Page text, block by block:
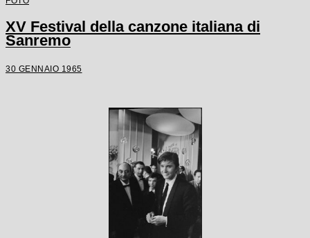
XV Festival della canzone italiana di
Sanremo
30 GENNAIO 1965